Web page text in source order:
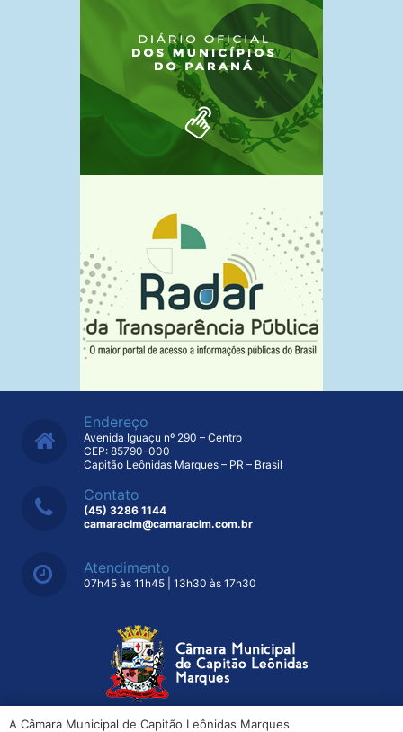
Endereço
Avenida Iguaçu nº 290 – Centro
CEP: 85790-000
Capitão Leônidas Marques – PR – Brasil
Contato
(45) 3286 1144
camaraclm@camaraclm.com.br
Atendimento
07h45 às 11h45 | 13h30 às 17h30
A Câmara Municipal de Capitão Leônidas Marques